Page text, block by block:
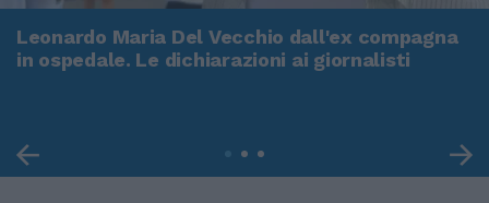
Leonardo Maria Del Vecchio dall'ex compagna
in ospedale. Le dichiarazioni ai giornalisti